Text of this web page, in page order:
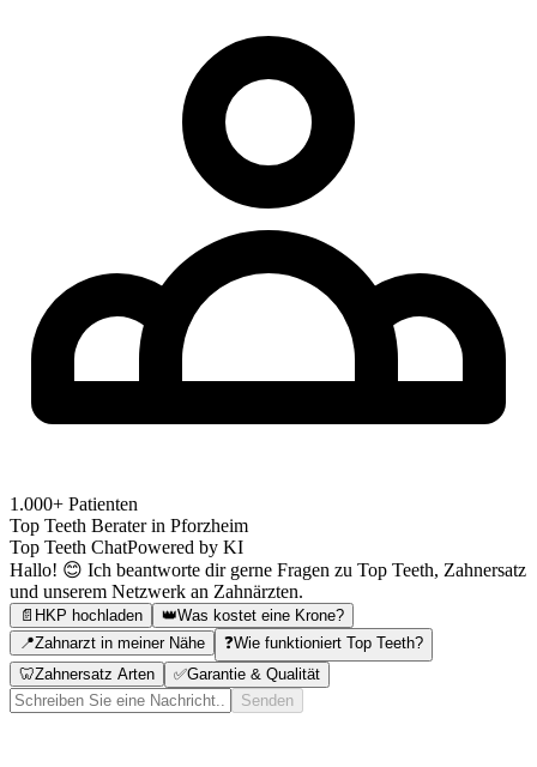
1.000+ Patienten
Top Teeth Berater in Pforzheim
Top Teeth ChatPowered by KI
Hallo! 😊 Ich beantworte dir gerne Fragen zu Top Teeth, Zahnersatz
und unserem Netzwerk an Zahnärzten.
📄 HKP hochladen 👑Was kostet eine Krone?
📍Zahnarzt in meiner Nähe ❓Wie funktioniert Top Teeth?
🦷Zahnersatz Arten ✅Garantie & Qualität
Senden